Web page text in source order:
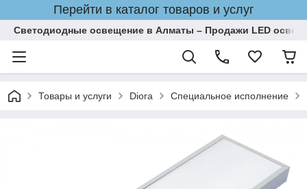
Перейти в каталог товаров и услуг
Светодиодные освещение в Алматы – Продажи LED
Товары и услуги Diora Специальное исполнение